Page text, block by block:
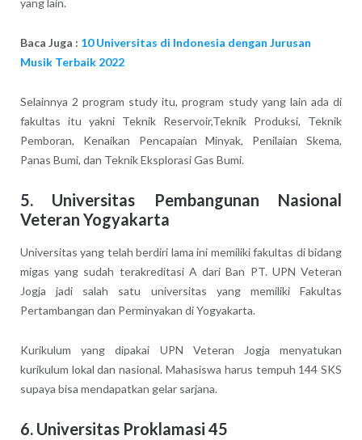
Baca Juga : 10 Universitas di Indonesia dengan Jurusan
Musik Terbaik 2022
Selainnya 2 program study itu, program study yang lain ada di
fakultas itu yakni Teknik Reservoir,Teknik Produksi, Teknik
Pemboran, Kenaikan Pencapaian Minyak, Penilaian Skema,
Panas Bumi, dan Teknik Eksplorasi Gas Bumi.
5. Universitas Pembangunan Nasional
Veteran Yogyakarta
Universitas yang telah berdiri lama ini memiliki fakultas di bidang
migas yang sudah terakreditasi A dari Ban PT. UPN Veteran
Jogja jadi salah satu universitas yang memiliki Fakultas
Pertambangan dan Perminyakan di Yogyakarta.
Kurikulum yang dipakai UPN Veteran Jogja menyatukan
kurikulum lokal dan nasional. Mahasiswa harus tempuh 144 SKS
supaya bisa mendapatkan gelar sarjana.
6. Universitas Proklamasi 45